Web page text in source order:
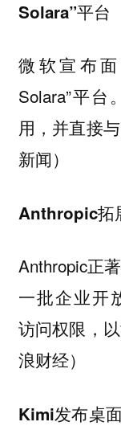
Solara”平台
微软宣布
Solara”平
用，并直接
新闻）
Anthropic拓
Anthropic正
一批企业开
访问权限，
浪财经）
Kimi发布桌